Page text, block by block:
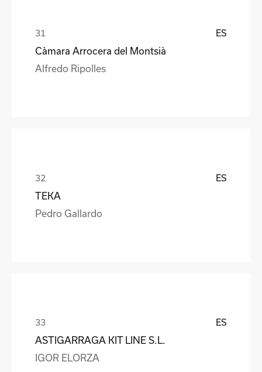
ES
Càmara Arrocera del Montsià
Alfredo Ripolles
ES
TEKA
Pedro Gallardo
ES
ASTIGARRAGA KIT LINE S.L.
IGOR ELORZA